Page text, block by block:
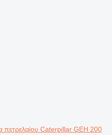
πετρελαίου Caterpillar GEH 200